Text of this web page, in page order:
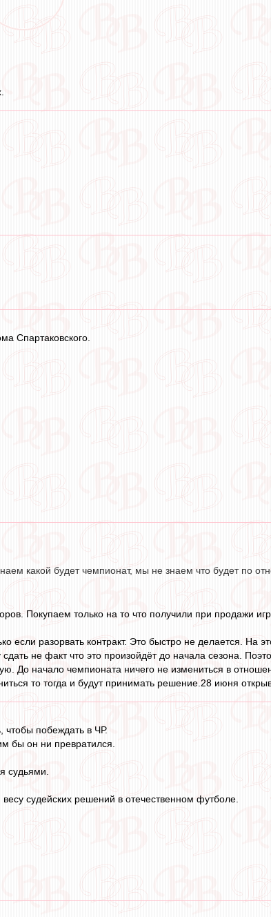
Спартаковского.
какой будет чемпионат, мы не знаем что будет по
Покупаем только на то что получили при продажи
если разорвать контракт. Это быстро не делается. На
не факт что это произойдёт до начала сезона.
До начало чемпионата ничего не измениться в
то тогда и будут принимать решение.28 июня
чтобы побеждать в ЧР.
бы он ни превратился.
судьями.
судейских решений в отечественном футболе.